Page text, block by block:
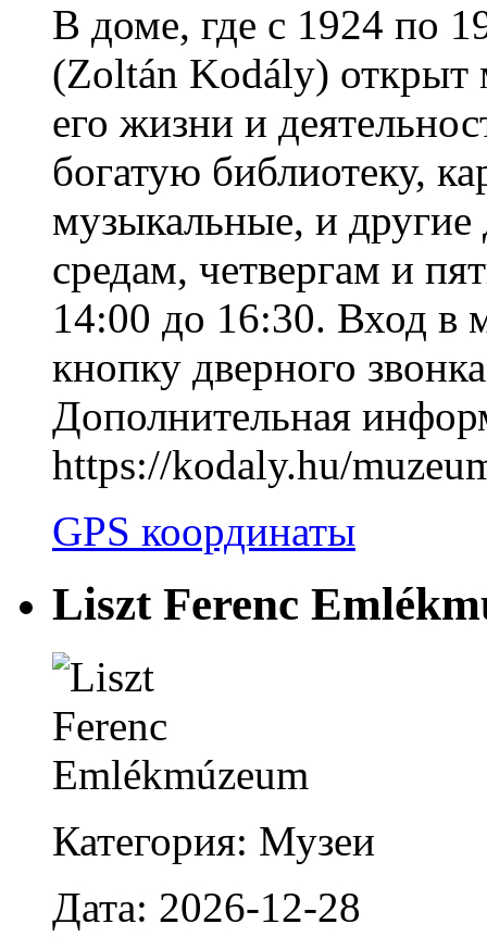
В доме, где с 1924 по
(Zoltán Kodály) открыт
его жизни и
богатую библиотеку,
музыкальные, и
средам, четвергам и
14:00 до 16:30. Вход в
кнопку дверного
Дополнительная
https://kodaly.hu/
GPS координаты
Liszt Ferenc
Категория: Музеи
Дата: 2026-12-28